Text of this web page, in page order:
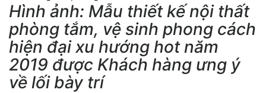
Hình ảnh: Mẫu thiết kế nội thất
phòng tắm, vệ sinh phong cách
hiện đại xu hướng hot năm
2019 được Khách hàng ưng ý
về lối bày trí